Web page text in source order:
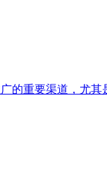
重要渠道，尤